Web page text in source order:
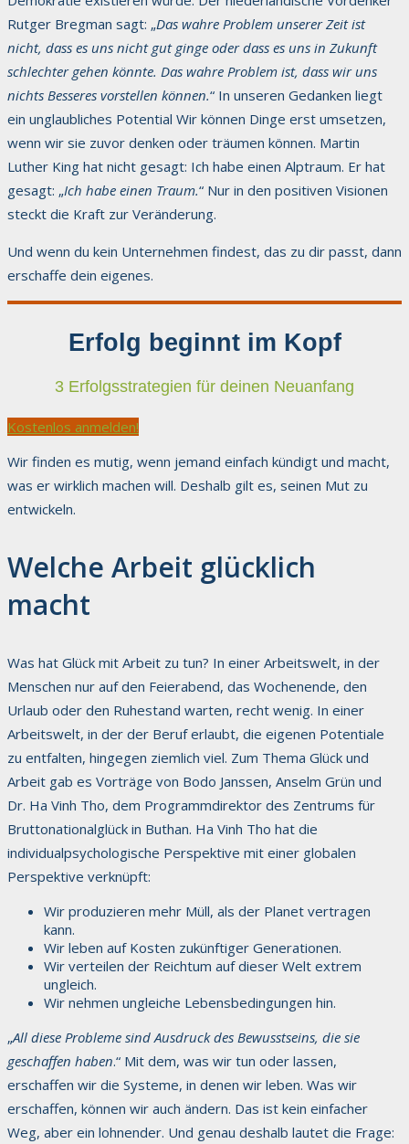
Rutger Bregman sagt: „Das wahre Problem unserer Zeit ist
nicht, dass es uns nicht gut ginge oder dass es uns in Zukunft
schlechter gehen könnte. Das wahre Problem ist, dass wir uns
nichts Besseres vorstellen können.“ In unseren Gedanken liegt
ein unglaubliches Potential Wir können Dinge erst umsetzen,
wenn wir sie zuvor denken oder träumen können. Martin
Luther King hat nicht gesagt: Ich habe einen Alptraum. Er hat
gesagt: „Ich habe einen Traum.“ Nur in den positiven Visionen
steckt die Kraft zur Veränderung.
Und wenn du kein Unternehmen findest, das zu dir passt, dann
erschaffe dein eigenes.
Erfolg beginnt im Kopf
3 Erfolgsstrategien für deinen Neuanfang
Kostenlos anmelden!
Wir finden es mutig, wenn jemand einfach kündigt und macht,
was er wirklich machen will. Deshalb gilt es, seinen Mut zu
entwickeln.
Welche Arbeit glücklich
macht
Was hat Glück mit Arbeit zu tun? In einer Arbeitswelt, in der
Menschen nur auf den Feierabend, das Wochenende, den
Urlaub oder den Ruhestand warten, recht wenig. In einer
Arbeitswelt, in der der Beruf erlaubt, die eigenen Potentiale
zu entfalten, hingegen ziemlich viel. Zum Thema Glück und
Arbeit gab es Vorträge von Bodo Janssen, Anselm Grün und
Dr. Ha Vinh Tho, dem Programmdirektor des Zentrums für
Bruttonationalglück in Buthan. Ha Vinh Tho hat die
individualpsychologische Perspektive mit einer globalen
Perspektive verknüpft:
Wir produzieren mehr Müll, als der Planet vertragen
kann.
Wir leben auf Kosten zukünftiger Generationen.
Wir verteilen der Reichtum auf dieser Welt extrem
ungleich.
Wir nehmen ungleiche Lebensbedingungen hin.
„All diese Probleme sind Ausdruck des Bewusstseins, die sie
geschaffen haben.“ Mit dem, was wir tun oder lassen,
erschaffen wir die Systeme, in denen wir leben. Was wir
erschaffen, können wir auch ändern. Das ist kein einfacher
Weg, aber ein lohnender. Und genau deshalb lautet die Frage: